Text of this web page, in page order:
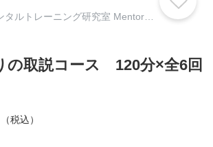
長野県佐久市 メンタルトレーニング研究室 Mentore企画
取説コース 120分×全6回
（税込）